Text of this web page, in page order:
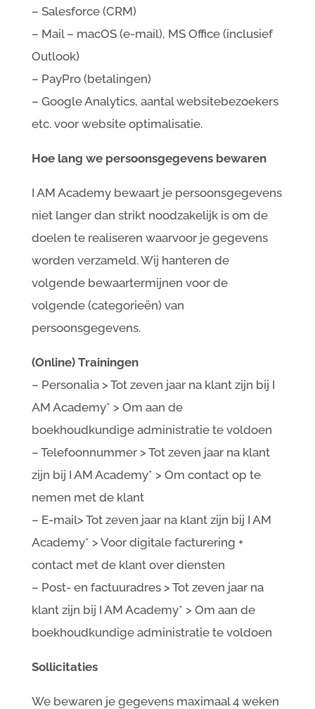
– Salesforce (CRM)
– Mail – macOS (e-mail), MS Office (inclusief
Outlook)
– PayPro (betalingen)
– Google Analytics, aantal websitebezoekers
etc. voor website optimalisatie.
Hoe lang we persoonsgegevens bewaren
I AM Academy bewaart je persoonsgegevens
niet langer dan strikt noodzakelijk is om de
doelen te realiseren waarvoor je gegevens
worden verzameld. Wij hanteren de
volgende bewaartermijnen voor de
volgende (categorieën) van
persoonsgegevens.
(Online) Trainingen
– Personalia > Tot zeven jaar na klant zijn bij I
AM Academy* > Om aan de
boekhoudkundige administratie te voldoen
– Telefoonnummer > Tot zeven jaar na klant
zijn bij I AM Academy* > Om contact op te
nemen met de klant
– E-mail> Tot zeven jaar na klant zijn bij I AM
Academy* > Voor digitale facturering +
contact met de klant over diensten
– Post- en factuuradres > Tot zeven jaar na
klant zijn bij I AM Academy* > Om aan de
boekhoudkundige administratie te voldoen
Sollicitaties
We bewaren je gegevens maximaal 4 weken